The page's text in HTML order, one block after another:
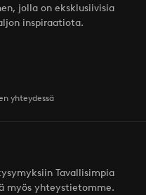
jolla on eksklusiivisia
inspiraatiota.
yhteydessä
Tavallisimpia
myös yhteystietomme.